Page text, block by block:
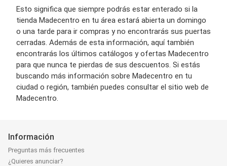
Esto significa que siempre podrás estar enterado si la
tienda Madecentro en tu área estará abierta un domingo
o una tarde para ir compras y no encontrarás sus puertas
cerradas. Además de esta información, aquí también
encontrarás los últimos catálogos y ofertas Madecentro
para que nunca te pierdas de sus descuentos. Si estás
buscando más información sobre Madecentro en tu
ciudad o región, también puedes consultar el sitio web de
Madecentro.
Información
Preguntas más frecuentes
¿Quieres anunciar?